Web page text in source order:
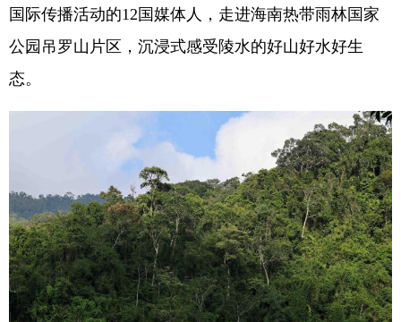
国际传播活动的12国媒体人，走进海南热带雨林国家
公园吊罗山片区，沉浸式感受陵水的好山好水好生
态。